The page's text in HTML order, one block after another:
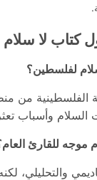
كتاب لا
لفلسطين؟
الفلسطينية من
وأسباب
موجه للقارئ
والتحليلي،